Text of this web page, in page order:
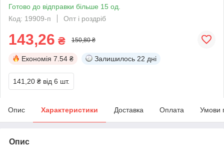
Готово до відправки більше 15 од.
Код: 19909-п
Опт і роздріб
143,26 ₴ 150,80 ₴
Економія 7.54 ₴ Залишилось 22 дні
141,20 ₴ від 6 шт.
Опис Характеристики Доставка Оплата Умови
Опис